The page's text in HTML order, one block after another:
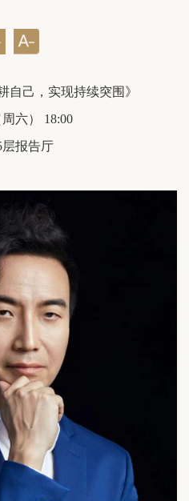
自己，实现持续突围》
六） 18:00
报告厅